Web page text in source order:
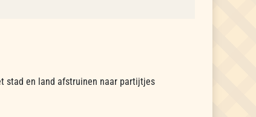
stad en land afstruinen naar partijtjes